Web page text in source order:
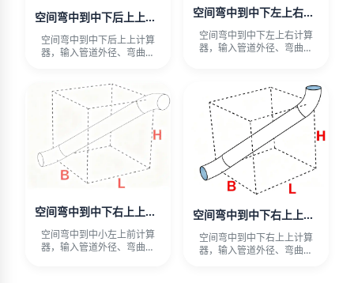
空间弯中到中下后上上计算器
空间弯中到中下后上上计算
器，输入管道外径、弯曲半
空间弯中到中下左上右计算器
空间弯中到中下左上右计算
器，输入管道外径、弯曲半
空间弯中到中下右上上计算器
空间弯中到中小左上前计算
器，输入管道外径、弯曲半
空间弯中到中下右上上计算器
空间弯中到中下右上上计算
器，输入管道外径、弯曲半